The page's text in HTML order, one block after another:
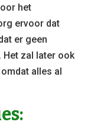
het
ervoor dat
er geen
Het zal later ook
alles al